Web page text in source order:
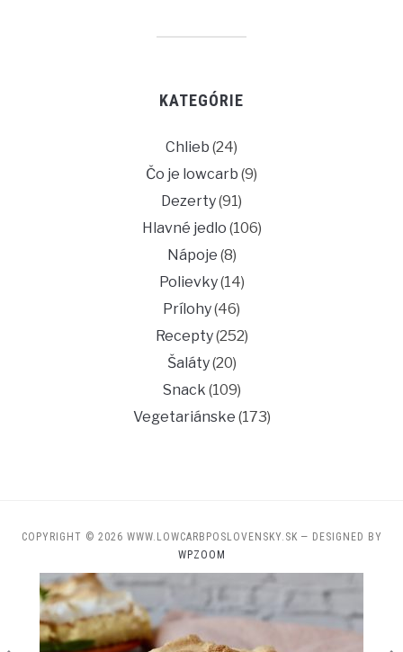
KATEGÓRIE
Chlieb (24)
Čo je lowcarb (9)
Dezerty(91)
Hlavné jedlo (106)
Nápoje (8)
Polievky(14)
Prílohy(46)
Recepty(252)
Šaláty(20)
Snack (109)
Vegetariánske (173)
COPYRIGHT © 2026 WWW.LOWCARBPOSLOVENSKY.SK — DESIGNED BY
WPZOOM